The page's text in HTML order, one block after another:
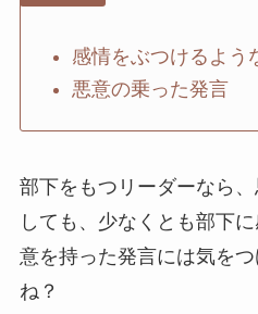
感情をぶつけるよう
悪意の乗った発言
部下をもつリーダーなら
しても、少なくとも部下
意を持った発言には気を
ね？